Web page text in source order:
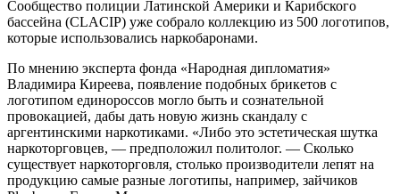
Сообщество полиции Латинской Америки и Карибского
бассейна (CLACIP) уже собрало коллекцию из 500 логотипов,
которые использовались наркобаронами.
По мнению эксперта фонда «Народная дипломатия»
Владимира Киреева, появление подобных брикетов с
логотипом единороссов могло быть и сознательной
провокацией, дабы дать новую жизнь скандалу с
аргентинскими наркотиками. «Либо это эстетическая шутка
наркоторговцев, — предположил политолог. — Сколько
существует наркоторговля, столько производители лепят на
продукцию самые разные логотипы, например, зайчиков